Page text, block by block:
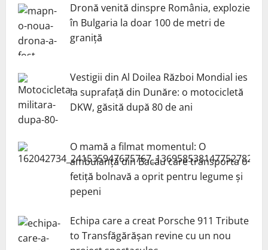
Dronă venită dinspre România, explozie
în Bulgaria la doar 100 de metri de
graniță
Vestigii din Al Doilea Război Mondial ies
la suprafață din Dunăre: o motocicletă
DKW, găsită după 80 de ani
O mamă a filmat momentul: O
ambulanță din Bacău care transporta o
fetiță bolnavă a oprit pentru legume și
pepeni
Echipa care a creat Porsche 911 Tribute
to Transfăgărășan revine cu un nou